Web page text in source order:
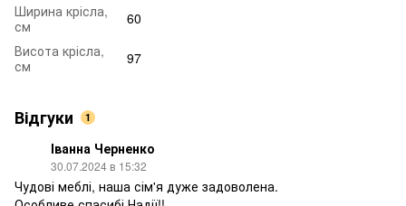
Ширина крісла,
см
60
Висота крісла,
см
97
Відгуки 1
Іванна Черненко
30.07.2024 в 15:32
Чудові меблі, наша сім'я дуже задоволена.